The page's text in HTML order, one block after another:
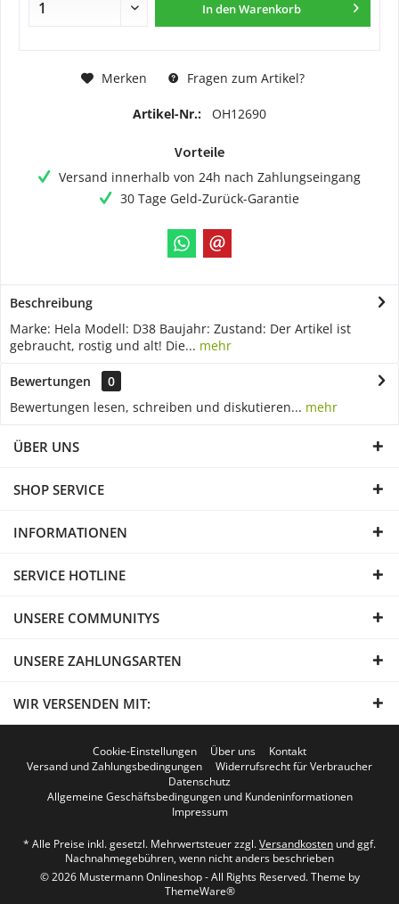
In denWarenkorb
Merken Fragen zum Artikel?
Artikel-Nr.: OH12690
Vorteile
Versand innerhalb von 24h nach Zahlungseingang
30 Tage Geld-Zurück-Garantie
Beschreibung
Marke: Hela Modell: D38 Baujahr: Zustand: Der Artikel ist
gebraucht, rostig und alt! Die... mehr
Bewertungen
0
Bewertungen lesen, schreiben und diskutieren... mehr
ÜBER UNS
SHOP SERVICE
INFORMATIONEN
SERVICE HOTLINE
UNSERE COMMUNITYS
UNSERE ZAHLUNGSARTEN
WIR VERSENDEN MIT:
Cookie-Einstellungen Über uns
Kontakt
Versand und Zahlungsbedingungen
Widerrufsrecht für Verbraucher
Datenschutz
Allgemeine Geschäftsbedingungen und Kundeninformationen
Impressum
* Alle Preise inkl. gesetzl. Mehrwertsteuer zzgl.Versandkosten und ggf.
Nachnahmegebühren, wenn nicht anders beschrieben
© 2026 Mustermann Onlineshop - All Rights Reserved. Theme by
ThemeWare®